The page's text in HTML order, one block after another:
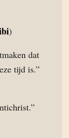
)
dat
tijd is.”